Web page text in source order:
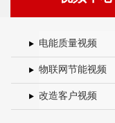
电能质量视频
物联网节能视频
改造客户视频